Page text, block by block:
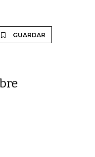
GUARDAR